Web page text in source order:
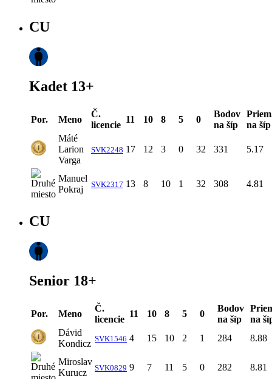
CU
Kadet 13+
Por. Meno
Č.
licencie
11 10 8 5 0
Bodov
na šíp
na šíp
Máté
Larion
Varga
SVK2248 17 12 3 0 32 331 5.17
Manuel
Pokraj
SVK2317 13 8 10 1 32 308 4.81
CU
Senior 18+
Por. Meno
Č.
licencie
11 10 8 5 0
Bodov
na šíp
na
Dávid
Kondicz SVK1546 4 15 10 2 1 284 8.88
Miroslav
Kurucz
SVK0829 9 7 11 5 0 282 8.81